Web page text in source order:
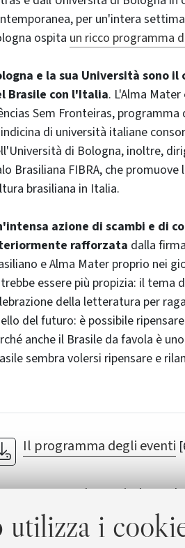
utilizza i
per un'intera
ospita un ricco programma
e la sua Università sono
Brasile con l'Italia. L'Alma
Sem Fronteiras,
di università italiane
di Bologna, inoltre,
Brasiliana FIBRA, che
brasiliana in Italia.
azione di scambi e di
rafforzata dalla
e Alma Mater proprio nei
essere più propizia: il tema
della letteratura per
del futuro: è possibile
anche il Brasile da favola è
sembra volersi ripensare e
Il programma degli eventi
nova, samba, carimbo:
in concerto a Bologna